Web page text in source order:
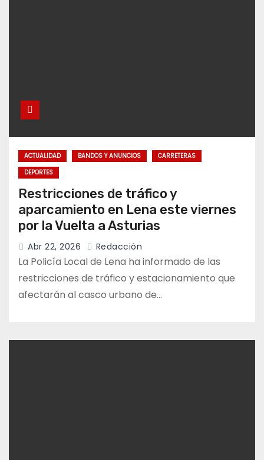
ACTUALIDAD BANDOS Y ANUNCIOS
CARRETERAS
DEPORTES
Restricciones de tráfico y
aparcamiento en Lena este viernes
por la Vuelta a Asturias
Abr 22, 2026 Redacción
La Policía Local de Lena ha informado de las
restricciones de tráfico y estacionamiento que
afectarán al casco urbano de…